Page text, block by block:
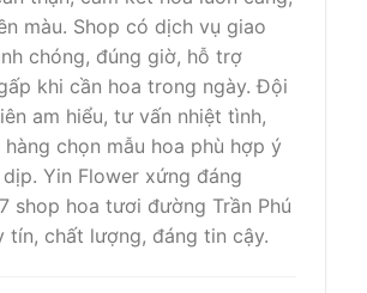
màu. Shop có dịch vụ giao
chóng, đúng giờ, hỗ trợ
khi cần hoa trong ngày. Đội
am hiểu, tư vấn nhiệt tình,
chọn mẫu hoa phù hợp ý
Yin Flower xứng đáng
shop hoa tươi đường Trần Phú
tín, chất lượng, đáng tin cậy.